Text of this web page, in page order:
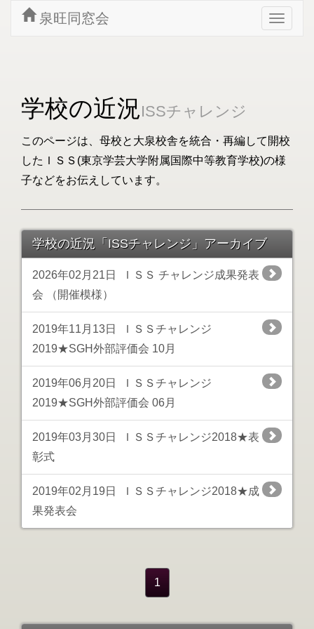
Toggle
泉旺同窓会
学校の近況ISSチャレンジ
このページは、母校と大泉校舎を統合・再編して開校
したＩＳＳ(東京学芸大学附属国際中等教育学校)の様
子などをお伝えしています。
学校の近況「ISSチャレンジ」アーカイブ
2026年02月21日
ＩＳＳ チャレンジ成果発表
会 （開催模様）
2019年11月13日
ＩＳＳチャレンジ
2019★SGH外部評価会 10月
2019年06月20日
ＩＳＳチャレンジ
2019★SGH外部評価会 06月
2019年03月30日
ＩＳＳチャレンジ2018★表
彰式
2019年02月19日
ＩＳＳチャレンジ2018★成
果発表会
1